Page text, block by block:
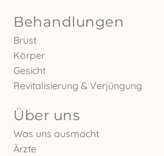
Behandlungen
Brust
Körper
Gesicht
Revitalisierung & Verjüngung
Über uns
Was uns ausmacht
Ärzte